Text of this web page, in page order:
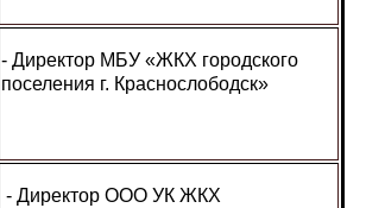
- Директор МБУ «ЖКХ городского
поселения г. Краснослободск»
- Директор ООО УК ЖКХ